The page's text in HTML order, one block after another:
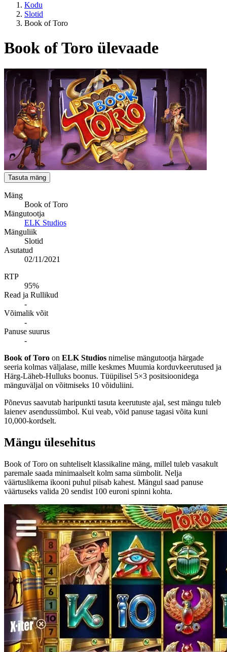
Kodu
Slotid
Book of Toro
Book of Toro ülevaade
Tasuta mäng
Mäng
Book of Toro
Mängutootja
ELK Studios
Mänguliik
Slotid
Asutatud
02/11/2021
RTP
95%
Read ja Rullikud
-
Võimalik võit
-
Panuse suurus
-
Book of Toro on ELK Studios nimelise mängutootja härgade
seeria kolmas väljalase, mille keskmes Muumia korduvkeerutused ja
Härg-Läheb-Hulluks boonus. Tüüpilisel 5×3 positsioonidega
mänguväljal on võitmiseks 10 võiduliini.
Põnevus saavutab haripunkti tasuta keerutuste ajal, sest mängu tuleb
laienev asendussümbol. Kui veab, võid panuse tagasi võita kuni
10,000-kordselt.
Mängu ülesehitus
Book of Toro on suhteliselt klassikaline mäng, millel tuleb vasakult
paremale saada minimaalselt kolm sama sümbolit. Nelja
väärtuslikema ikooni puhul piisab kahest. Mängul saad panuse
väärtuseks valida 20 sendist 100 euroni spinni kohta.